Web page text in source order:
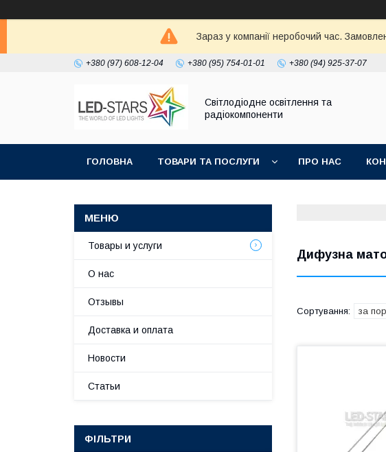
Зараз у компанії неробочий час.
+380 (97) 608-12-04 +380 (95) 754-01-01 +380 (94) 925-37-07
Світлодіодне освітлення та
радіокомпоненти
ГОЛОВНА ТОВАРИ ТА ПОСЛУГИ ПРО НАС
Дифузна
Товары и услуги
О нас
Отзывы
Доставка и оплата
Новости
Статьи
ФІЛЬТРИ